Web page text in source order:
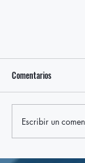
Municipio de
aprueba
Pública y
Comentarios
Escribir un